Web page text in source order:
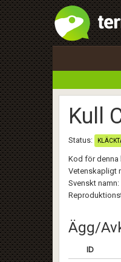
Kull
Status:
Kod för denna
Vetenskapligt
Svenskt namn:
Ägg/
ID